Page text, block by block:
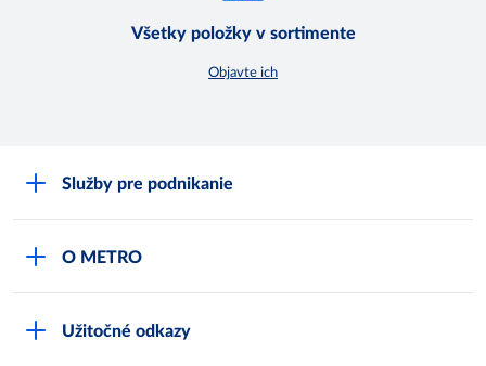
Všetky položky v sortimente
Objavte ich
Služby pre podnikanie
O METRO
Užitočné odkazy